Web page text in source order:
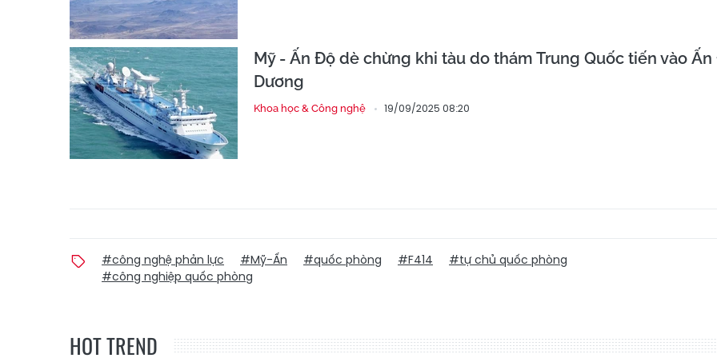
Mỹ - Ấn Độ dè chừng khi tàu do thám Trung Quốc tiến vào
Dương
Khoa học & Công nghệ 19/09/2025 08:20
#công nghệ phản lực #Mỹ-Ấn #quốc phòng #F414
#tự chủ quốc phòng
#công nghiệp quốc phòng
HOT TREND